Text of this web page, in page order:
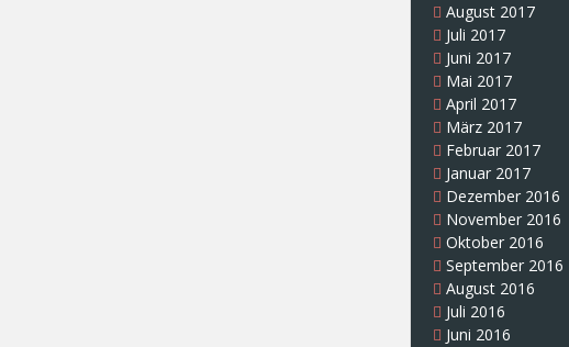
August 2017
Juli 2017
Juni 2017
Mai 2017
April 2017
März 2017
Februar 2017
Januar 2017
Dezember 2016
November 2016
Oktober 2016
September 2016
August 2016
Juli 2016
Juni 2016